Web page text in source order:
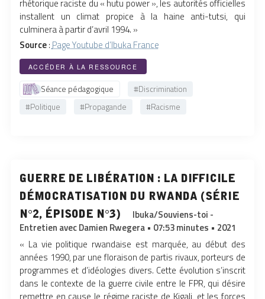
rhétorique raciste du « hutu power », les autorités officielles
installent un climat propice à la haine anti-tutsi, qui
culminera à partir d’avril 1994. »
Source:Page Youtube d’Ibuka France
ACCÉDER À LA RESSOURCE
Séance pédagogique
#Discrimination
#Politique
#Propagande #Racisme
guerre de libération : la difficile
démocratisation du rwanda (série
n°2, épisode n°3)
Ibuka/Souviens-toi -
Entretien avec Damien Rwegera • 07:53 minutes • 2021
« La vie politique rwandaise est marquée, au début des
années 1990, par une floraison de partis rivaux, porteurs de
programmes et d’idéologies divers. Cette évolution s’inscrit
dans le contexte de la guerre civile entre le FPR, qui désire